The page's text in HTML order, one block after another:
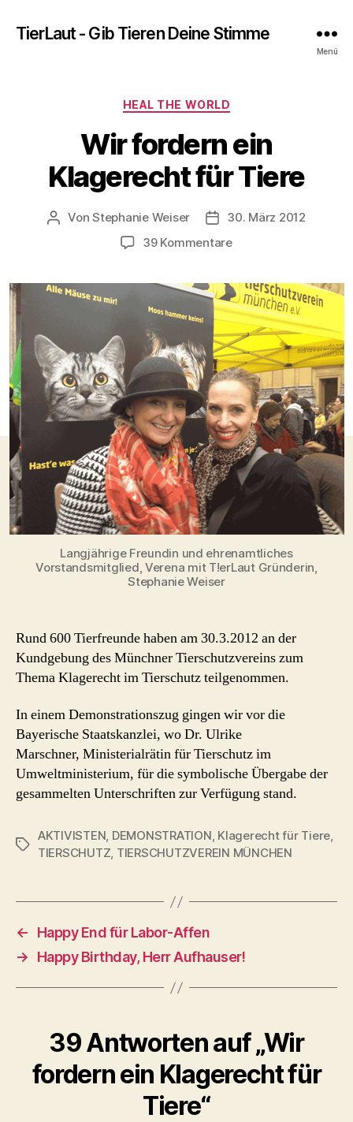
TierLaut - Gib Tieren Deine Stimme
Menü
Kategorien
HEAL THE WORLD
Wir fordern ein
Klagerecht für Tiere
Beitragsautor
VonStephanie Weiser Beitragsdatum
30. März 2012
39 Kommentarezu
ein
Klagerecht
für
Tiere
Langjährige Freundin und ehrenamtliches
Vorstandsmitglied, Verena mit T!erLaut Gründerin,
Stephanie Weiser
Rund 600 Tierfreunde haben am 30.3.2012 an der
Kundgebung des Münchner Tierschutzvereins zum
Thema Klagerecht im Tierschutz teilgenommen.
In einem Demonstrationszug gingen wir vor die
Bayerische Staatskanzlei, wo Dr. Ulrike
Marschner, Ministerialrätin für Tierschutz im
Umweltministerium, für die symbolische Übergabe der
gesammelten Unterschriften zur Verfügung stand.
Schlagwörter
AKTIVISTEN, DEMONSTRATION, Klagerecht für Tiere,
TIERSCHUTZ, TIERSCHUTZVEREIN MÜNCHEN
←
Happy End für Labor-Affen
→
Happy Birthday, Herr Aufhauser!
39 Antworten auf „Wir
fordern ein Klagerecht für
Tiere“